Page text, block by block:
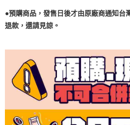
●預購商品，發售日後才由原廠商通知台
退款，還請見諒。